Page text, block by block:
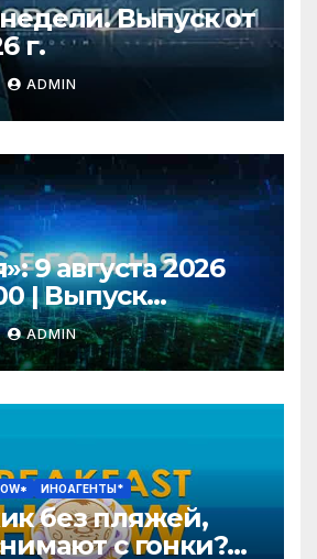
Выпуск от
г.
ADMIN
9 августа 2026
| Выпуск
| Новости НТВ
ADMIN
ИНОАГЕНТЫ*
без пляжей,
с гонки?